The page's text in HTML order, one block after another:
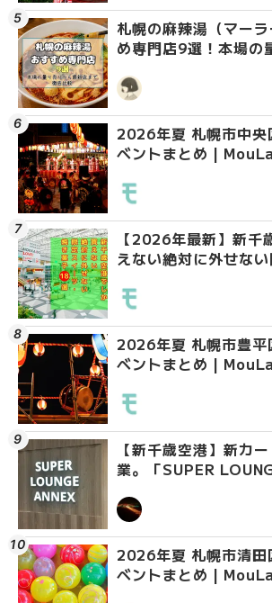
札幌の麻辣湯（マー
め専門店9選！本場の
新店まで徹底比較 |
HOKKAIDO
2026年夏 札幌市中央
ベントまとめ |
【2026年最新】新千
えない絶対に外せな
焼き菓子18選 |
2026年夏 札幌市豊平
ベントまとめ |
【新千歳空港】新カ
業。「SUPER
ーパーラウンジアネ
介！！ | MouLa
2026年夏 札幌市清田
ベントまとめ |
ベ
ン
ベ
ベ
ベ
イ
ベ
ベ
札幌
め
新
【
えな
焼
【
業
ー
介
ベ